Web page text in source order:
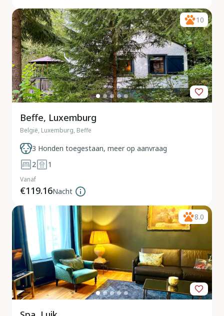
10
Beffe, Luxemburg
België, Luxemburg, Beffe
3 Honden toegestaan, meer op aanvraag
2
1
Vanaf
€119.16Nacht
8.0